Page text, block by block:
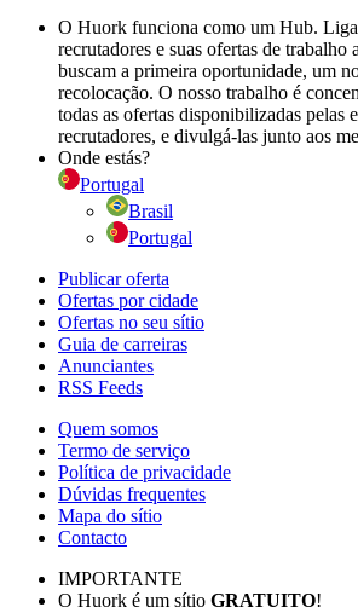
O Huork funciona como um Hub.
recrutadores e suas ofertas de trabalho
buscam a primeira oportunidade, um
recolocação. O nosso trabalho é
todas as ofertas disponibilizadas pelas
recrutadores, e divulgá-las junto aos
Onde estás?
Portugal
Brasil
Portugal
Publicar oferta
Ofertas por cidade
Ofertas no seu sítio
Guia de carreiras
Anunciantes
RSS Feeds
Quem somos
Termo de serviço
Política de privacidade
Dúvidas frequentes
Mapa do sítio
Contacto
IMPORTANTE
O Huork é um sítio GRATUITO!